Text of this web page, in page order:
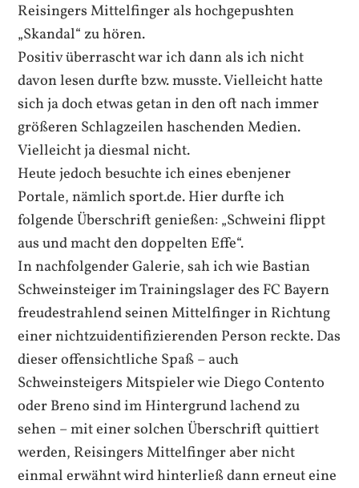
Reisingers Mittelfinger als hochgepushten
„Skandal“ zu hören.
Positiv überrascht war ich dann als ich nicht
davon lesen durfte bzw. musste. Vielleicht hatte
sich ja doch etwas getan in den oft nach immer
größeren Schlagzeilen haschenden Medien.
Vielleicht ja diesmal nicht.
Heute jedoch besuchte ich eines ebenjener
Portale, nämlich sport.de. Hier durfte ich
folgende Überschrift genießen: „Schweini flippt
aus und macht den doppelten Effe“.
In nachfolgender Galerie, sah ich wie Bastian
Schweinsteiger im Trainingslager des FC Bayern
freudestrahlend seinen Mittelfinger in Richtung
einer nichtzuidentifizierenden Person reckte. Das
dieser offensichtliche Spaß – auch
Schweinsteigers Mitspieler wie Diego Contento
oder Breno sind im Hintergrund lachend zu
sehen – mit einer solchen Überschrift quittiert
werden, Reisingers Mittelfinger aber nicht
einmal erwähnt wird hinterließ dann erneut eine